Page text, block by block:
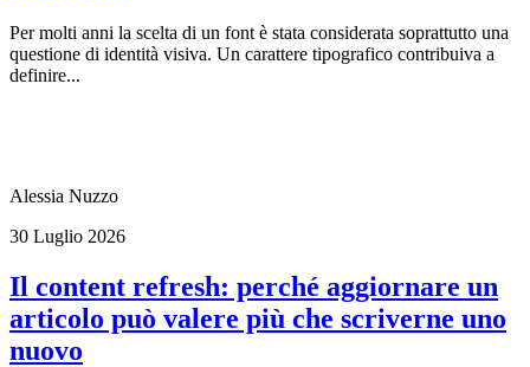
Per molti anni la scelta di un font è stata considerata soprattutto una
questione di identità visiva. Un carattere tipografico contribuiva a
definire...
Alessia Nuzzo
30 Luglio 2026
Il content refresh: perché aggiornare un
articolo può valere più che scriverne uno
nuovo